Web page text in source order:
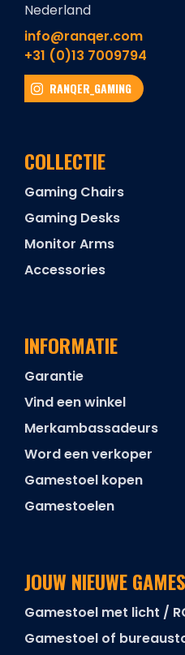
Nederland
info@ranqer.com
+31 (0)13 7009794
RANQER_GAMING
COLLECTIE
Gaming Chairs
Gaming Desks
Monitor Arms
Accessories
INFORMATIE
Garantie
Vind een winkel
Merkambassadeurs
Word een verkoper
Gamestoel kopen
Gamestoelen
JOUW NIEUWE
Gamestoel met licht /
Gamestoel of